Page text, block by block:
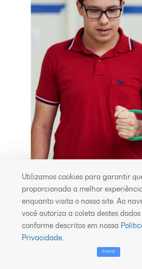
Utilizamos cookies para garantir
proporcionada a melhor
enquanto visita o nosso site. Ao
você autoriza a coleta destes
conforme descritos em nossa
Privacidade.
Entendi